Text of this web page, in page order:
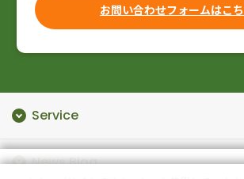
お問い合わせフォームはこ
Service
クラウド
News Blog